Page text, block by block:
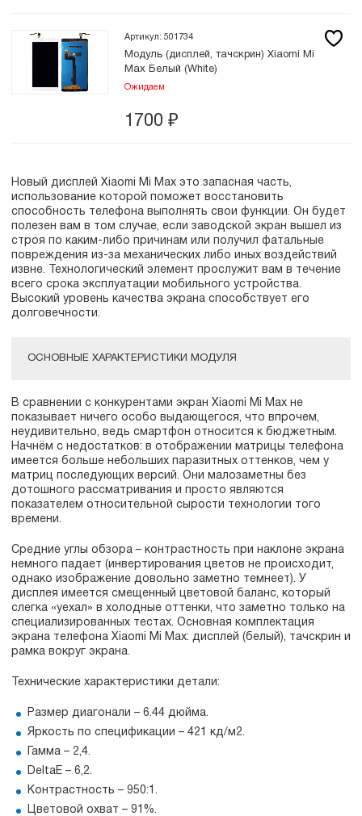
Артикул: 501734
Модуль (дисплей, тачскрин) Xiaomi Mi
Max Белый (White)
Ожидаем
1700 ₽
Новый дисплей Xiaomi Mi Max это запасная часть,
использование которой поможет восстановить
способность телефона выполнять свои функции. Он будет
полезен вам в том случае, если заводской экран вышел из
строя по каким-либо причинам или получил фатальные
повреждения из-за механических либо иных воздействий
извне. Технологический элемент прослужит вам в течение
всего срока эксплуатации мобильного устройства.
Высокий уровень качества экрана способствует его
долговечности.
ОСНОВНЫЕ ХАРАКТЕРИСТИКИ МОДУЛЯ
В сравнении с конкурентами экран Xiaomi Mi Max не
показывает ничего особо выдающегося, что впрочем,
неудивительно, ведь смартфон относится к бюджетным.
Начнём с недостатков: в отображении матрицы телефона
имеется больше небольших паразитных оттенков, чем у
матриц последующих версий. Они малозаметны без
дотошного рассматривания и просто являются
показателем относительной сырости технологии того
времени.
Средние углы обзора – контрастность при наклоне экрана
немного падает (инвертирования цветов не происходит,
однако изображение довольно заметно темнеет). У
дисплея имеется смещенный цветовой баланс, который
слегка «уехал» в холодные оттенки, что заметно только на
специализированных тестах. Основная комплектация
экрана телефона Xiaomi Mi Max: дисплей (белый), тачскрин и
рамка вокруг экрана.
Технические характеристики детали:
Размер диагонали – 6.44 дюйма.
Яркость по спецификации – 421 кд/м2.
Гамма – 2,4.
DeltaE – 6,2.
Контрастность – 950:1.
Цветовой охват – 91%.